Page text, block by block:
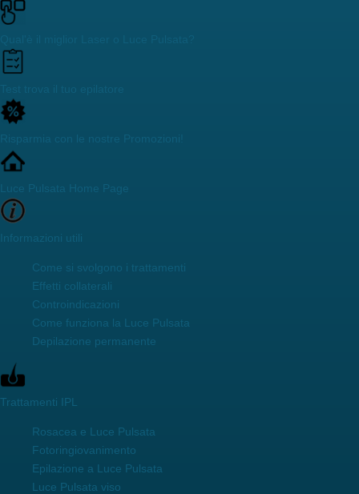
Risparmia con le nostre Promozioni!
Luce Pulsata Home Page
Informazioni utili
Come si svolgono i trattamenti
Effetti collaterali
Controindicazioni
Come funziona la Luce Pulsata
Depilazione permanente
Trattamenti IPL
Rosacea e Luce Pulsata
Fotoringiovanimento
Epilazione a Luce Pulsata
Luce Pulsata viso